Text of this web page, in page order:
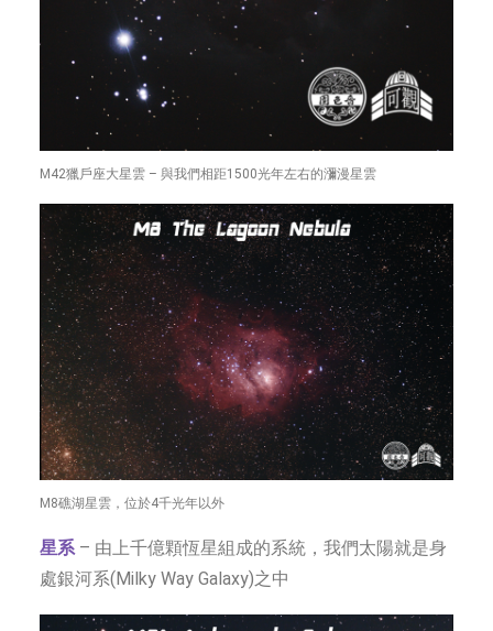
M42獵戶座大星雲 – 與我們相距1500光年左右的瀰漫星雲
M8礁湖星雲，位於4千光年以外
星系– 由上千億顆恆星組成的系統，我們太陽就是身
處銀河系(Milky Way Galaxy)之中